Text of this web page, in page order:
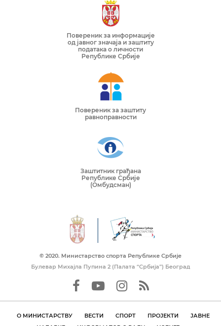
Повереник за информације
од јавног значаја и заштиту
података о личности
Републике Србије
Повереник за заштиту
равноправности
Заштитник грађана
Републике Србије
(Омбудсман)
© 2020. Mинистарство спорта Републике Србије
Булевар Михајла Пупина 2 (Палата “Србија”) Београд
О МИНИСТАРСТВУ ВЕСТИ СПОРТ ПРОЈЕКТИ
ЈАВНЕ